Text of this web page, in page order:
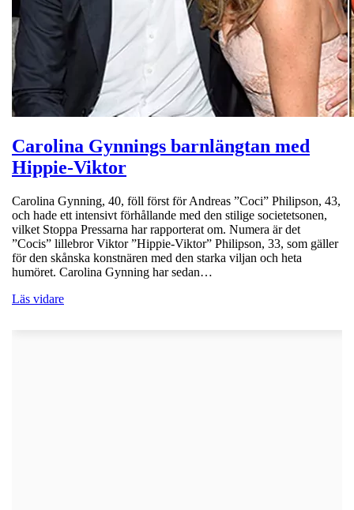
Carolina Gynnings barnlängtan med
Hippie-Viktor
Carolina Gynning, 40, föll först för Andreas ”Coci” Philipson, 43,
och hade ett intensivt förhållande med den stilige societetsonen,
vilket Stoppa Pressarna har rapporterat om. Numera är det
”Cocis” lillebror Viktor ”Hippie-Viktor” Philipson, 33, som gäller
för den skånska konstnären med den starka viljan och heta
humöret. Carolina Gynning har sedan…
Läs vidare